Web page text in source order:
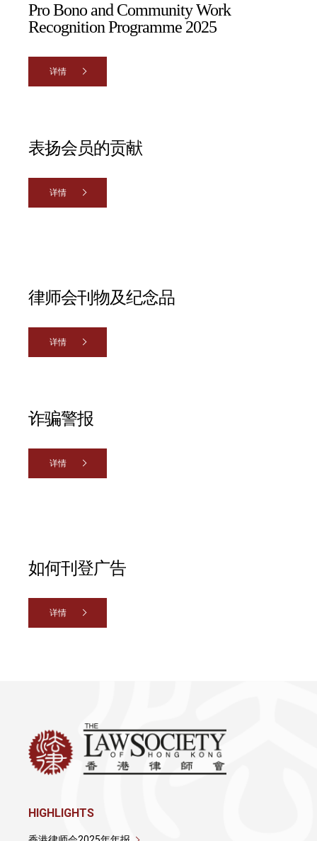
Pro Bono and Community Work
Recognition Programme 2025
详情
表扬会员的贡献
详情
律师会刊物及纪念品
详情
诈骗警报
详情
如何刊登广告
详情
HIGHLIGHTS